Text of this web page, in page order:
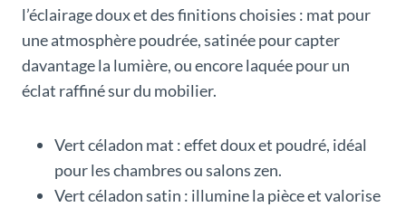
l’éclairage doux et des finitions choisies : mat pour
une atmosphère poudrée, satinée pour capter
davantage la lumière, ou encore laquée pour un
éclat raffiné sur du mobilier.
Vert céladon mat : effet doux et poudré, idéal
pour les chambres ou salons zen.
Vert céladon satin : illumine la pièce et valorise